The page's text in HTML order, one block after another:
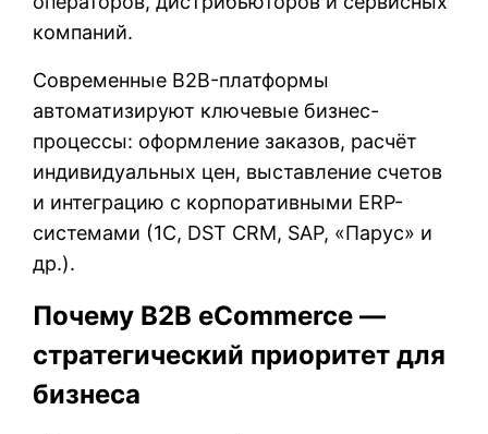
компаний.
Современные B2B-платформы
автоматизируют ключевые бизнес-
процессы: оформление заказов, расчёт
индивидуальных цен, выставление счетов
и интеграцию с корпоративными ERP-
системами (1С, DST CRM, SAP, «Парус» и
др.).
Почему B2B eCommerce —
стратегический приоритет для
бизнеса